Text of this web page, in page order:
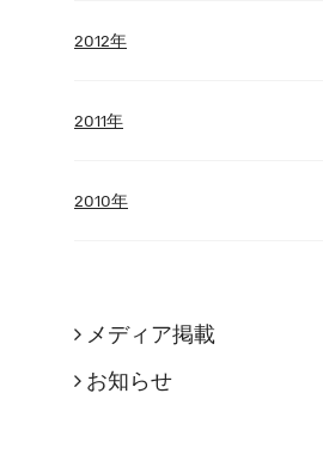
2012年
2011年
2010年
メディア掲載
お知らせ